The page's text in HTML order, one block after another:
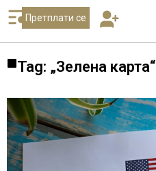
Претплати се
Tag: „Зелена карта“